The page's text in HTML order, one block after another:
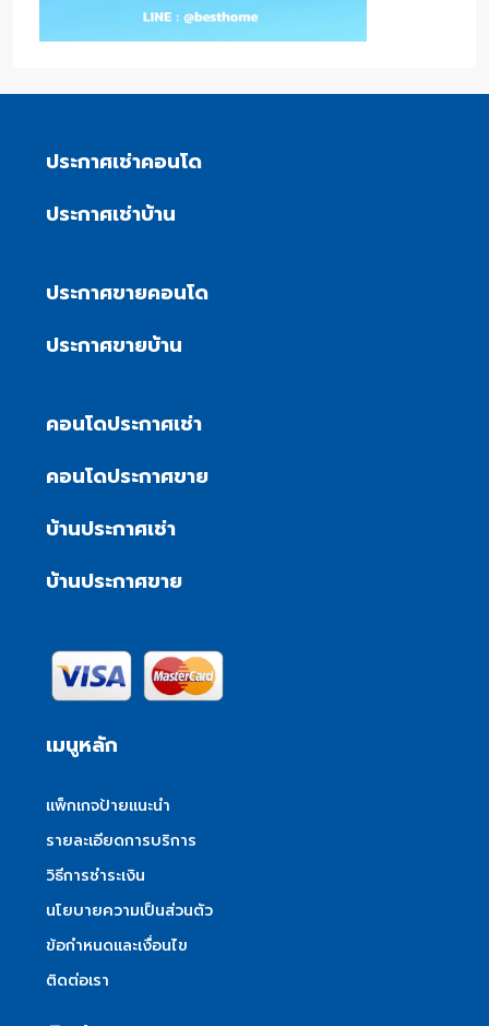
ประกาศเช่าคอนโด
ประกาศเช่าบ้าน
ประกาศขายคอนโด
ประกาศขายบ้าน
คอนโดประกาศเช่า
คอนโดประกาศขาย
บ้านประกาศเช่า
บ้านประกาศขาย
เมนูหลัก
แพ็กเกจป้ายแนะนำ
รายละเอียดการบริการ
วิธีการชำระเงิน
นโยบายความเป็นส่วนตัว
ข้อกำหนดและเงื่อนไข
ติดต่อเรา